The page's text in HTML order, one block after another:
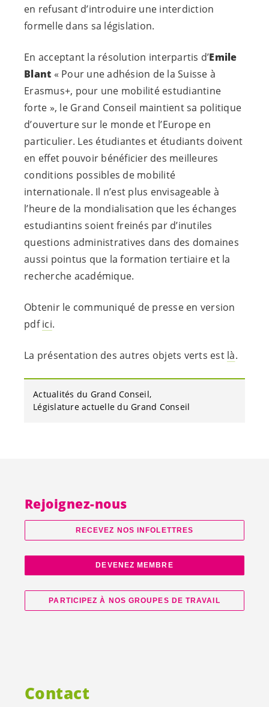
en refusant d’introduire une interdiction
formelle dans sa législation.
En acceptant la résolution interpartis d’Emile
Blant « Pour une adhésion de la Suisse à
Erasmus+, pour une mobilité estudiantine
forte », le Grand Conseil maintient sa politique
d’ouverture sur le monde et l’Europe en
particulier. Les étudiantes et étudiants doivent
en effet pouvoir bénéficier des meilleures
conditions possibles de mobilité
internationale. Il n’est plus envisageable à
l’heure de la mondialisation que les échanges
estudiantins soient freinés par d’inutiles
questions administratives dans des domaines
aussi pointus que la formation tertiaire et la
recherche académique.
Obtenir le communiqué de presse en version
pdfici.
La présentation des autres objets verts est là.
Actualités du Grand Conseil
Législature actuelle du Grand Conseil
Rejoignez-nous
RECEVEZ NOS INFOLETTRES
DEVENEZ MEMBRE
PARTICIPEZ À NOS GROUPES DE TRAVAIL
Contact